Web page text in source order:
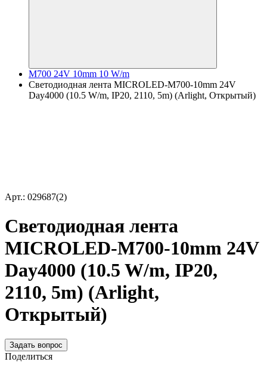
M700 24V 10mm 10 W/m
Светодиодная лента MICROLED-M700-10mm 24V
Day4000 (10.5 W/m, IP20, 2110, 5m) (Arlight, Открытый)
Арт.: 029687(2)
Светодиодная лента
MICROLED-M700-10mm 24V
Day4000 (10.5 W/m, IP20,
2110, 5m) (Arlight,
Открытый)
Задать вопрос
Поделиться